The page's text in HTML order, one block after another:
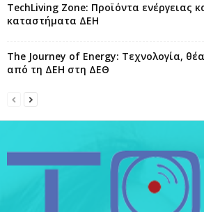
TechLiving Zone: Προϊόντα ενέργειας
καταστήματα ΔΕΗ
The Journey of Energy: Τεχνολογία,
από τη ΔΕΗ στη ΔΕΘ